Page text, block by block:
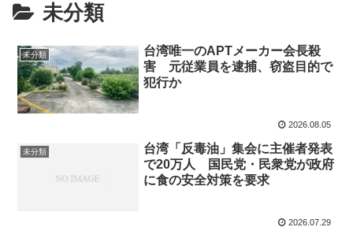
未分類
未分類
台湾唯一のAPTメーカー会長殺
害 元従業員を逮捕、窃盗目的で
犯行か
2026.08.05
未分類
台湾「反毒油」集会に主催者発表
で20万人 国民党・民衆党が政府
に食の安全対策を要求
2026.07.29